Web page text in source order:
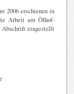
2006 erschienen in
Arbeit am Ölhof-
Abschrift eingestellt